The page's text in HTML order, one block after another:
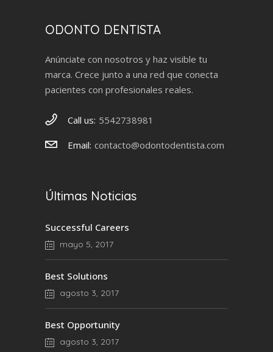
ODONTO DENTISTA
Anúnciate con nosotros y haz visible tu
marca. Crece junto a una red que conecta
pacientes con profesionales reales.
Call us: 5542738981
Email: contacto@odontodentista.com
Últimas Noticias
Successful Careers
mayo 5, 2017
Best Solutions
agosto 3, 2017
Best Opportunity
agosto 3, 2017